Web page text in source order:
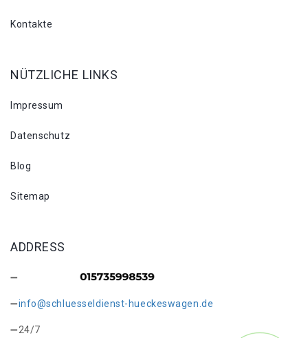
Kontakte
NÜTZLICHE LINKS
Impressum
Datenschutz
Blog
Sitemap
ADDRESS
info@schluesseldienst-hueckeswagen.de
24/7